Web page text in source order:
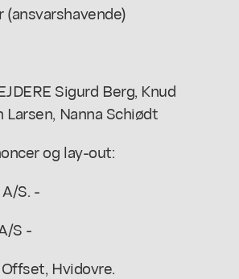
(ansvarshavende)
Sigurd Berg, Knud
Larsen, Nanna Schiødt
og lay-out:
S. -
S -
Offset, Hvidovre.